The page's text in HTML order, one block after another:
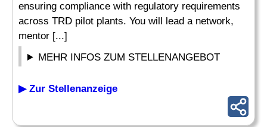
ensuring compliance with regulatory requirements
across TRD pilot plants. You will lead a network,
mentor [...]
MEHR INFOS ZUM STELLENANGEBOT
▶ Zur Stellenanzeige